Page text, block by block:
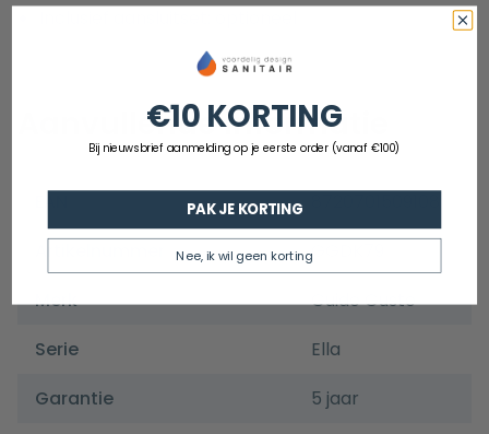
Aanvullende informatie
GGDK79
Merk
Guido Gusto
Serie
Ella
Garantie
5 jaar
€10 KORTING
Bij nieuwsbrief aanmelding op je eerste order (vanaf €100)
PAK JE KORTING
Nee, ik wil geen korting